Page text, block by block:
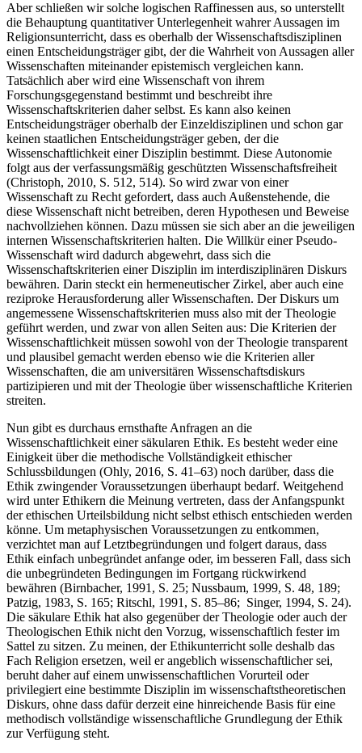
Aber schließen wir solche logischen Raffinessen aus, so unterstellt
die Behauptung quantitativer Unterlegenheit wahrer Aussagen im
Religionsunterricht, dass es oberhalb der Wissenschaftsdisziplinen
einen Entscheidungsträger gibt, der die Wahrheit von Aussagen aller
Wissenschaften miteinander epistemisch vergleichen kann.
Tatsächlich aber wird eine Wissenschaft von ihrem
Forschungsgegenstand bestimmt und beschreibt ihre
Wissenschaftskriterien daher selbst. Es kann also keinen
Entscheidungsträger oberhalb der Einzeldisziplinen und schon gar
keinen staatlichen Entscheidungsträger geben, der die
Wissenschaftlichkeit einer Disziplin bestimmt. Diese Autonomie
folgt aus der verfassungsmäßig geschützten Wissenschaftsfreiheit
(Christoph, 2010, S. 512, 514). So wird zwar von einer
Wissenschaft zu Recht gefordert, dass auch Außenstehende, die
diese Wissenschaft nicht betreiben, deren Hypothesen und Beweise
nachvollziehen können. Dazu müssen sie sich aber an die jeweiligen
internen Wissenschaftskriterien halten. Die Willkür einer Pseudo-
Wissenschaft wird dadurch abgewehrt, dass sich die
Wissenschaftskriterien einer Disziplin im interdisziplinären Diskurs
bewähren. Darin steckt ein hermeneutischer Zirkel, aber auch eine
reziproke Herausforderung aller Wissenschaften. Der Diskurs um
angemessene Wissenschaftskriterien muss also mit der Theologie
geführt werden, und zwar von allen Seiten aus: Die Kriterien der
Wissenschaftlichkeit müssen sowohl von der Theologie transparent
und plausibel gemacht werden ebenso wie die Kriterien aller
Wissenschaften, die am universitären Wissenschaftsdiskurs
partizipieren und mit der Theologie über wissenschaftliche Kriterien
streiten.
Nun gibt es durchaus ernsthafte Anfragen an die
Wissenschaftlichkeit einer säkularen Ethik. Es besteht weder eine
Einigkeit über die methodische Vollständigkeit ethischer
Schlussbildungen (Ohly, 2016, S. 41–63) noch darüber, dass die
Ethik zwingender Voraussetzungen überhaupt bedarf. Weitgehend
wird unter Ethikern die Meinung vertreten, dass der Anfangspunkt
der ethischen Urteilsbildung nicht selbst ethisch entschieden werden
könne. Um metaphysischen Voraussetzungen zu entkommen,
verzichtet man auf Letztbegründungen und folgert daraus, dass
Ethik einfach unbegründet anfange oder, im besseren Fall, dass sich
die unbegründeten Bedingungen im Fortgang rückwirkend
bewähren (Birnbacher, 1991, S. 25; Nussbaum, 1999, S. 48, 189;
Patzig, 1983, S. 165; Ritschl, 1991, S. 85–86; Singer, 1994, S. 24).
Die säkulare Ethik hat also gegenüber der Theologie oder auch der
Theologischen Ethik nicht den Vorzug, wissenschaftlich fester im
Sattel zu sitzen. Zu meinen, der Ethikunterricht solle deshalb das
Fach Religion ersetzen, weil er angeblich wissenschaftlicher sei,
beruht daher auf einem unwissenschaftlichen Vorurteil oder
privilegiert eine bestimmte Disziplin im wissenschaftstheoretischen
Diskurs, ohne dass dafür derzeit eine hinreichende Basis für eine
methodisch vollständige wissenschaftliche Grundlegung der Ethik
zur Verfügung steht.